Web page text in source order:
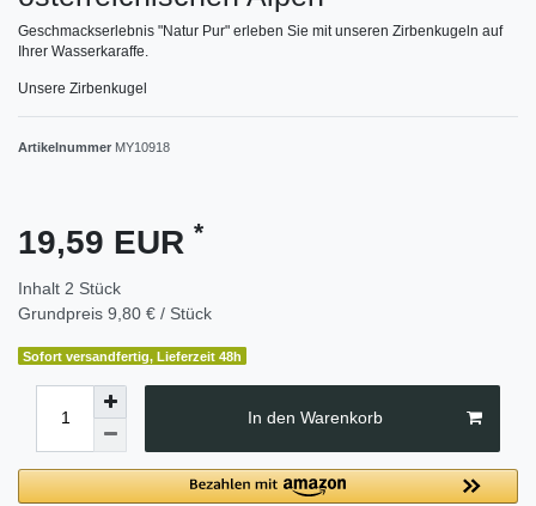
Geschmackserlebnis "Natur Pur" erleben Sie mit unseren Zirbenkugeln auf
Ihrer Wasserkaraffe.
Unsere Zirbenkugel
Artikelnummer MY10918
19,59 EUR *
Inhalt 2 Stück
Grundpreis 9,80 € / Stück
Sofort versandfertig, Lieferzeit 48h
In den Warenkorb